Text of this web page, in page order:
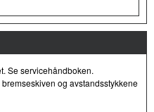
Se servicehåndboken.
og avstandsstykkene